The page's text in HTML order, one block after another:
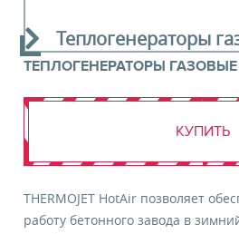
Теплогенераторы
ТЕПЛОГЕНЕРАТОРЫ ГАЗОВЫЕ
КУПИТЬ
THERMOJET HotAir позволяет
работу бетонного завода в
Я даю своесогласиена
информационных материалов
ЗАКАЗАТЬ